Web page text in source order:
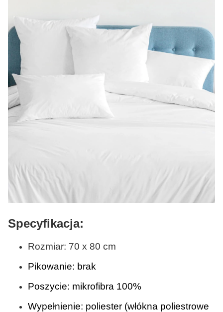
Specyfikacja:
Rozmiar: 70 x 80 cm
Pikowanie: brak
Poszycie: mikrofibra 100%
Wypełnienie: poliester (włókna poliestrowe